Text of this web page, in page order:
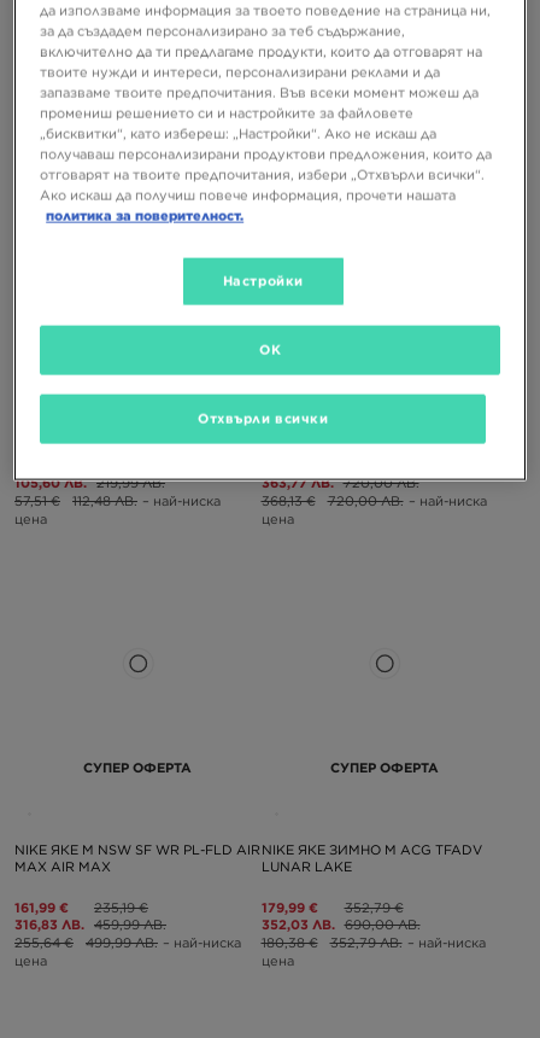
97,99 €
191,65 ЛВ.
71,99 €
140,80 ЛВ.
112,48 €
219,99 ЛВ.
83,99 €
164,27 ЛВ. – най-ниска
цена
СУПЕР ОФЕРТА
105,60 ЛВ. 219,99 ЛВ.
57,51 €
112,48 ЛВ. – най-ниска
цена
СУПЕР ОФЕРТА
AOP PADDED JKT BLK
363,77 ЛВ. 720,00 ЛВ.
368,13 €
720,00 ЛВ. – най-ниска
цена
СУПЕР ОФЕРТА
NIKE ЯКЕ M NSW SF WR PL-FLD AIR
MAX AIR MAX
161,99 €
316,83 ЛВ.
235,19 €
459,99 ЛВ.
255,64 €
499,99 ЛВ. – най-ниска
цена
СУПЕР ОФЕРТА
NIKE ЯКЕ ЗИМНО M ACG TFADV
LUNAR LAKE
179,99 €
352,03 ЛВ.
352,79 €
690,00 ЛВ.
180,38 €
352,79 ЛВ. – най-ниска
цена
да използваме информация за твоето поведение на страница ни,
за да създадем персонализирано за теб съдържание,
включително да ти предлагаме продукти, които да отговарят на
твоите нужди и интереси, персонализирани реклами и да
запазваме твоите предпочитания. Във всеки момент можеш да
промениш решението си и настройките за файловете
„бисквитки“, като избереш: „Настройки“. Ако не искаш да
получаваш персонализирани продуктови предложения, които да
отговарят на твоите предпочитания, избери „Отхвърли всички“.
Ако искаш да получиш повече информация, прочети нашата
политика за поверителност.
Настройки
Отхвърли всички
OK